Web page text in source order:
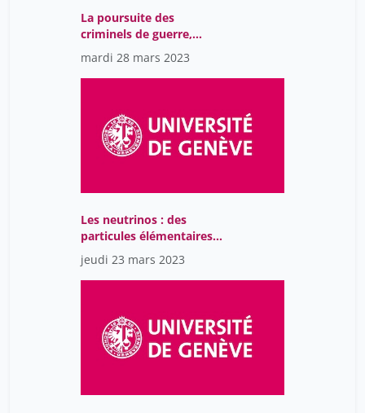
La poursuite des
criminels de guerre,
enjeux et perspectives.
mardi 28 mars 2023
Les neutrinos : des
particules élémentaires
fantômes
jeudi 23 mars 2023